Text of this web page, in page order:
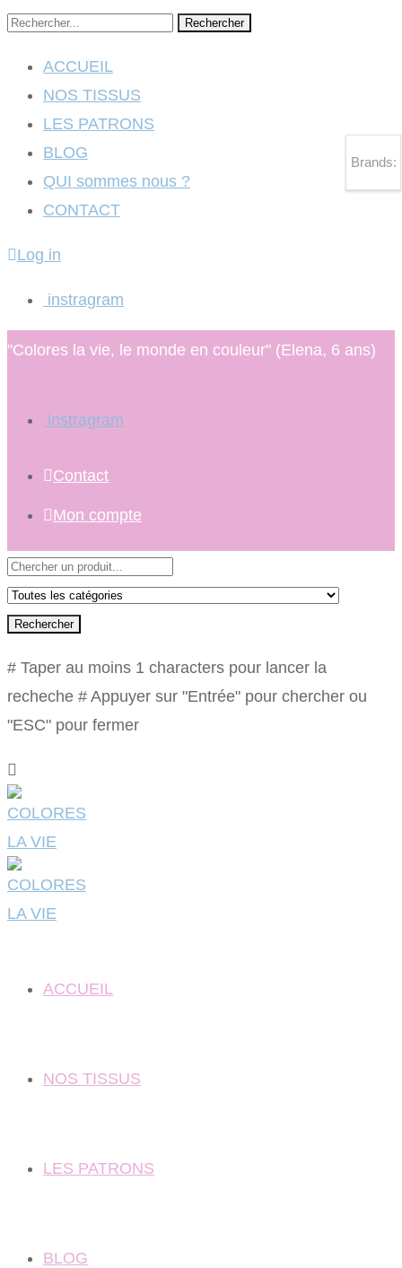
Rechercher
ACCUEIL
NOS TISSUS
LES PATRONS
BLOG
QUI sommes nous ?
CONTACT
Log in
instragram
"Colores la vie, le monde en couleur" (Elena, 6 ans)
instragram
Contact
Mon compte
Rechercher
# Taper au moins 1 characters pour lancer la
recheche # Appuyer sur "Entrée" pour chercher ou
"ESC" pour fermer
ACCUEIL
NOS TISSUS
LES PATRONS
BLOG
Brands: